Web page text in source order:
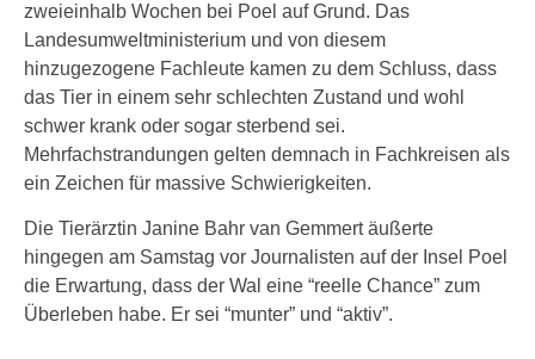
zweieinhalb Wochen bei Poel auf Grund. Das
Landesumweltministerium und von diesem
hinzugezogene Fachleute kamen zu dem Schluss, dass
das Tier in einem sehr schlechten Zustand und wohl
schwer krank oder sogar sterbend sei.
Mehrfachstrandungen gelten demnach in Fachkreisen als
ein Zeichen für massive Schwierigkeiten.
Die Tierärztin Janine Bahr van Gemmert äußerte
hingegen am Samstag vor Journalisten auf der Insel Poel
die Erwartung, dass der Wal eine “reelle Chance” zum
Überleben habe. Er sei “munter” und “aktiv”.